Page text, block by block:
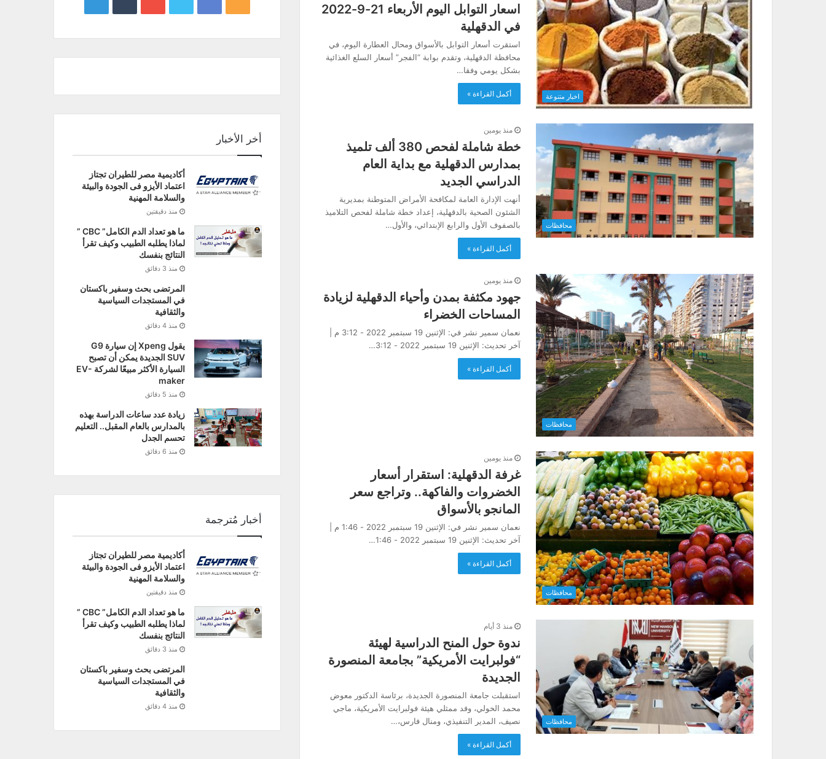
اخبار متنوعة
اسعار التوابل اليوم الأربعاء 21-9-2022
في الدقهلية
استقرت أسعار التوابل بالأسواق ومحال العطارة اليوم، في
محافظة الدقهلية، وتقدم بوابة “الفجر” أسعار السلع الغذائية
بشكل يومي وفقا…
أكمل القراءة »
محافظات
منذ يومين
خطة شاملة لفحص 380 ألف تلميذ
بمدارس الدقهلية مع بداية العام
الدراسي الجديد
أنهت الإدارة العامة لمكافحة الأمراض المتوطنة بمديرية
الشئون الصحية بالدقهلية، إعداد خطة شاملة لفحص التلاميذ
بالصفوف الأول والرابع الإبتدائي، والأول…
أكمل القراءة »
محافظات
منذ يومين
جهود مكثفة بمدن وأحياء الدقهلية لزيادة
المساحات الخضراء
نعمان سمير نشر في: الإثنين 19 سبتمبر 2022 - 3:12 م |
آخر تحديث: الإثنين 19 سبتمبر 2022 - 3:12…
أكمل القراءة »
محافظات
منذ يومين
غرفة الدقهلية: استقرار أسعار
الخضروات والفاكهة.. وتراجع سعر
المانجو بالأسواق
نعمان سمير نشر في: الإثنين 19 سبتمبر 2022 - 1:46 م |
آخر تحديث: الإثنين 19 سبتمبر 2022 - 1:46…
أكمل القراءة »
محافظات
منذ 3 أيام
ندوة حول المنح الدراسية لهيئة
“فولبرايت الأمريكية” بجامعة المنصورة
الجديدة
استقبلت جامعة المنصورة الجديدة، برئاسة الدكتور معوض
محمد الخولي، وفد ممثلي هيئة فولبرايت الأمريكية، ماجي
نصيف، المدير التنفيذي، ومنال فارس،…
أكمل القراءة »
أخر الأخبار
أكاديمية مصر للطيران تجتاز
اعتماد الأيزو فى الجودة والبيئة
والسلامة المهنية
منذ دقيقتين
ما هو تعداد الدم الكامل” CBC ”
لماذا يطلبه الطبيب وكيف تقرأ
النتائج بنفسك
منذ 3 دقائق
المرتضى بحث وسفير باكستان
في المستجدات السياسية
والثقافية
منذ 4 دقائق
يقول Xpeng إن سيارة G9
SUV الجديدة يمكن أن تصبح
السيارة الأكثر مبيعًا لشركة EV-
maker
منذ 5 دقائق
زيادة عدد ساعات الدراسة بهذه
بالمدارس بالعام المقبل.. التعليم
تحسم الجدل
منذ 6 دقائق
أخبار مُترجمة
أكاديمية مصر للطيران تجتاز
اعتماد الأيزو فى الجودة والبيئة
والسلامة المهنية
منذ دقيقتين
ما هو تعداد الدم الكامل” CBC ”
لماذا يطلبه الطبيب وكيف تقرأ
النتائج بنفسك
منذ 3 دقائق
المرتضى بحث وسفير باكستان
في المستجدات السياسية
والثقافية
منذ 4 دقائق